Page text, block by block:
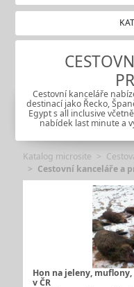
Cestovní kanceláře
destinací jako Řecko,
Egypt s all inclusive
nabídek last minute a
Katalog microsite
Cestovní kanceláře a
Hon na jeleny,
v ČR